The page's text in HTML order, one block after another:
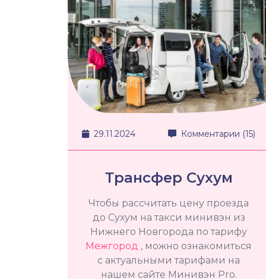
29.11.2024 Комментарии (15)
Трансфер Сухум
Чтобы рассчитать цену проезда
до Сухум на такси минивэн из
Нижнего Новгорода по тарифу
Межгород , можно ознакомиться
с актуальными тарифами на
нашем сайте Минивэн Pro.